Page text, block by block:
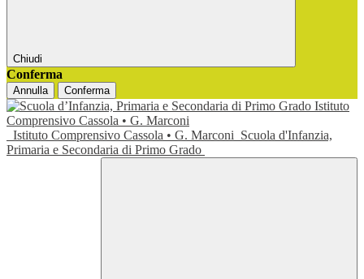
Chiudi
Conferma
Annulla Conferma
Istituto Comprensivo Cassola • G. Marconi Scuola d'Infanzia,
Primaria e Secondaria di Primo Grado